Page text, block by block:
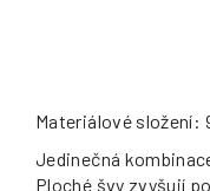
Materiálové složení:
Jedinečná
Ploché švy zvyšují